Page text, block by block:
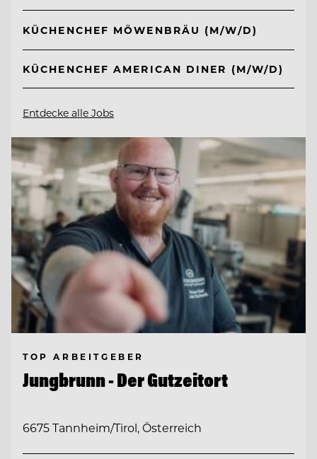
KÜCHENCHEF MÖWENBRÄU (M/W/D)
KÜCHENCHEF AMERICAN DINER (M/W/D)
Entdecke alle Jobs
TOP ARBEITGEBER
Jungbrunn - Der Gutzeitort
6675 Tannheim/Tirol, Österreich